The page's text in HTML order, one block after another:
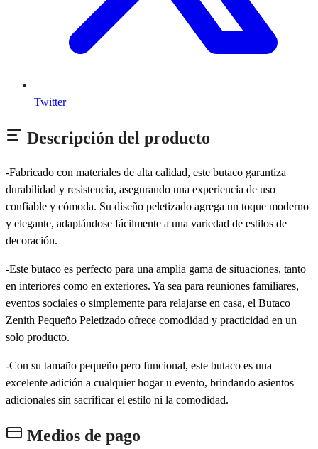
Twitter
Descripción del producto
-Fabricado con materiales de alta calidad, este butaco garantiza
durabilidad y resistencia, asegurando una experiencia de uso
confiable y cómoda. Su diseño peletizado agrega un toque moderno
y elegante, adaptándose fácilmente a una variedad de estilos de
decoración.
-Este butaco es perfecto para una amplia gama de situaciones, tanto
en interiores como en exteriores. Ya sea para reuniones familiares,
eventos sociales o simplemente para relajarse en casa, el Butaco
Zenith Pequeño Peletizado ofrece comodidad y practicidad en un
solo producto.
-Con su tamaño pequeño pero funcional, este butaco es una
excelente adición a cualquier hogar u evento, brindando asientos
adicionales sin sacrificar el estilo ni la comodidad.
Medios de pago